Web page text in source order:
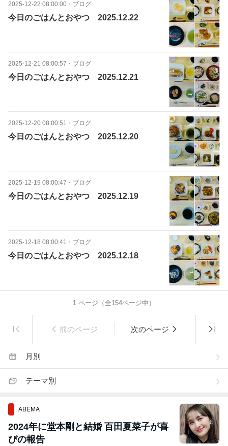
2025-12-22 08:00:00 ・ ブログ
今日のごはんとおやつ 2025.12.22
2025-12-21 08:00:57 ・ ブログ
今日のごはんとおやつ 2025.12.21
2025-12-20 08:00:51 ・ ブログ
今日のごはんとおやつ 2025.12.20
2025-12-19 08:00:47 ・ ブログ
今日のごはんとおやつ 2025.12.19
2025-12-18 08:00:41 ・ ブログ
今日のごはんとおやつ 2025.12.18
1 ページ（全154ページ中）
前のページ 次のページ
月別
テーマ別
ABEMA
2024年に堂本剛と結婚 百田夏菜子が喜
びの報告